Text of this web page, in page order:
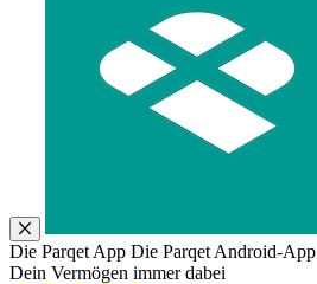
Die Parqet App Die Parqet Android-App
Dein Vermögen immer dabei